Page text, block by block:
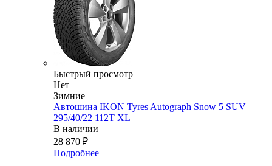
Быстрый просмотр
Нет
Зимние
Автошина IKON Tyres Autograph Snow 5 SUV
295/40/22 112T XL
В наличии
28 870 ₽
Подробнее